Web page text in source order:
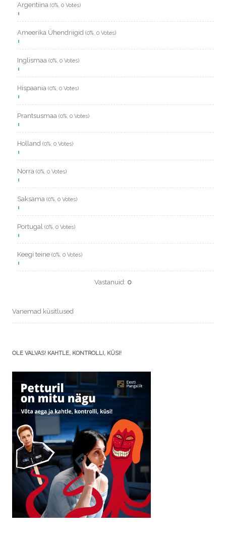
Argentiina (0%, 0 Votes)
Ameerika Ühendriigid (0%, 0 Votes)
Inglismaa (0%, 0 Votes)
Hispaania (0%, 0 Votes)
Prantsusmaa (0%, 0 Votes)
Holland (0%, 0 Votes)
Norra (0%, 0 Votes)
Saksama (0%, 0 Votes)
Portugal (0%, 0 Votes)
Keegi teine (0%, 0 Votes)
Vastanuid: 0
Vanemad küsitlused
OLE VALVAS! KAHTLE, KONTROLLI, KÜSI!